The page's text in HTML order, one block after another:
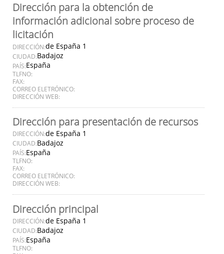
Dirección para la obtención de
información adicional sobre proceso de
licitación
DIRECCIÓN:de España 1
CIUDAD:Badajoz
PAÍS:España
TLFNO:
FAX:
CORREO ELETRÓNICO:
DIRECCIÓN WEB:
Dirección para presentación de recursos
DIRECCIÓN:de España 1
CIUDAD:Badajoz
PAÍS:España
TLFNO:
FAX:
CORREO ELETRÓNICO:
DIRECCIÓN WEB:
Dirección principal
DIRECCIÓN:de España 1
CIUDAD:Badajoz
PAÍS:España
TLFNO: